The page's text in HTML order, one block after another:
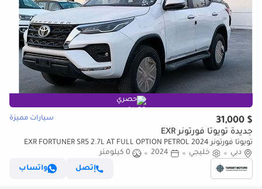
حصري
$ 31,000 سيارات مميزة
جديدة تويوتا فورتونر EXR
تويوتا فورتونر EXR FORTUNER SR5 2.7L AT FULL OPTION PETROL 2024
دبي
خليجي 2024
0 كيلومتر
إتصل
واتساب